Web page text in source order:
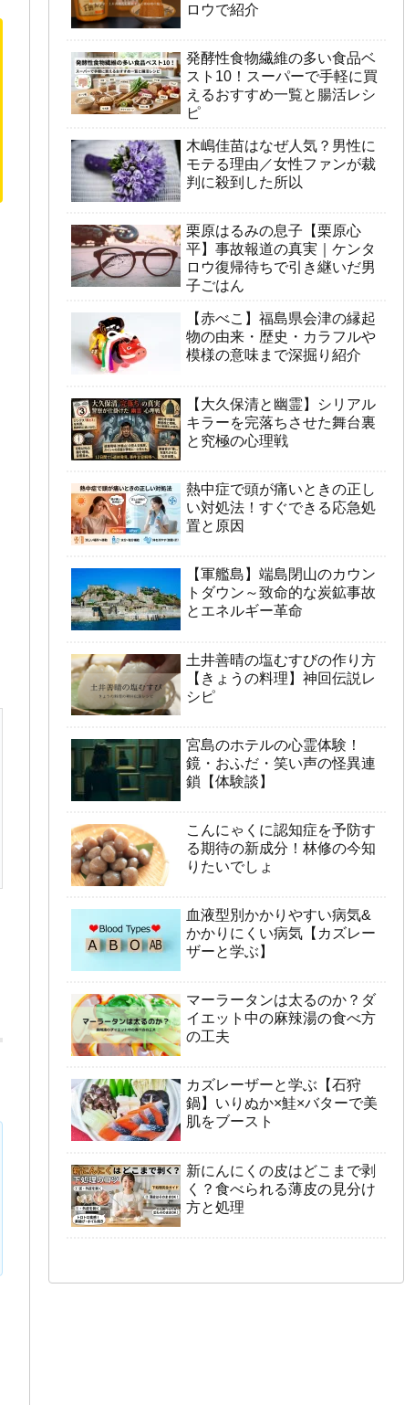
ロウで紹介
発酵性食物繊維の多い食品ベ
スト10！スーパーで手軽に買
えるおすすめ一覧と腸活レシ
ピ
木嶋佳苗はなぜ人気？男性に
モテる理由／女性ファンが裁
判に殺到した所以
栗原はるみの息子【栗原心
平】事故報道の真実｜ケンタ
ロウ復帰待ちで引き継いだ男
子ごはん
【赤べこ】福島県会津の縁起
物の由来・歴史・カラフルや
模様の意味まで深掘り紹介
【大久保清と幽霊】シリアル
キラーを完落ちさせた舞台裏
と究極の心理戦
熱中症で頭が痛いときの正し
い対処法！すぐできる応急処
置と原因
【軍艦島】端島閉山のカウン
トダウン～致命的な炭鉱事故
とエネルギー革命
土井善晴の塩むすびの作り方
【きょうの料理】神回伝説レ
シピ
宮島のホテルの心霊体験！
鏡・おふだ・笑い声の怪異連
鎖【体験談】
こんにゃくに認知症を予防す
る期待の新成分！林修の今知
りたいでしょ
血液型別かかりやすい病気&
かかりにくい病気【カズレー
ザーと学ぶ】
マーラータンは太るのか？ダ
イエット中の麻辣湯の食べ方
の工夫
カズレーザーと学ぶ【石狩
鍋】いりぬか×鮭×バターで美
肌をブースト
新にんにくの皮はどこまで剥
く？食べられる薄皮の見分け
方と処理